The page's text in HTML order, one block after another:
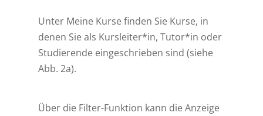
Unter Meine Kurse finden Sie Kurse, in
denen Sie als Kursleiter*in, Tutor*in oder
Studierende eingeschrieben sind (siehe
Abb. 2a).
Über die Filter-Funktion kann die Anzeige